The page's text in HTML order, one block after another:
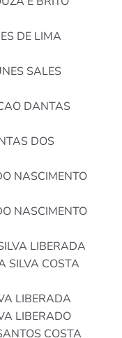
DE LIMA
SALES
DANTAS
DOS
NASCIMENTO
NASCIMENTO
LIBERADA
COSTA
LIBERADA
LIBERADO
COSTA